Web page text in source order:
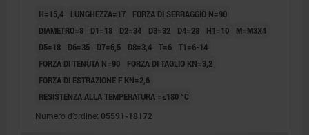
H=15,4 LUNGHEZZA=17
FORZA DI SERRAGGIO N=90
DIAMETRO=8
D1=18 D2=34 D3=32 D4=28 H1=10
M=M3X4
D5=18
D6=35 D7=6,5 D8=3,4 T=6 T1=6-14
FORZA DI TENUTA N=90
FORZA DI TAGLIO KN=3,2
FORZA DI ESTRAZIONE F KN=2,6
RESISTENZA ALLA TEMPERATURA =≤180 °C
Numero d’ordine: 05591-18172